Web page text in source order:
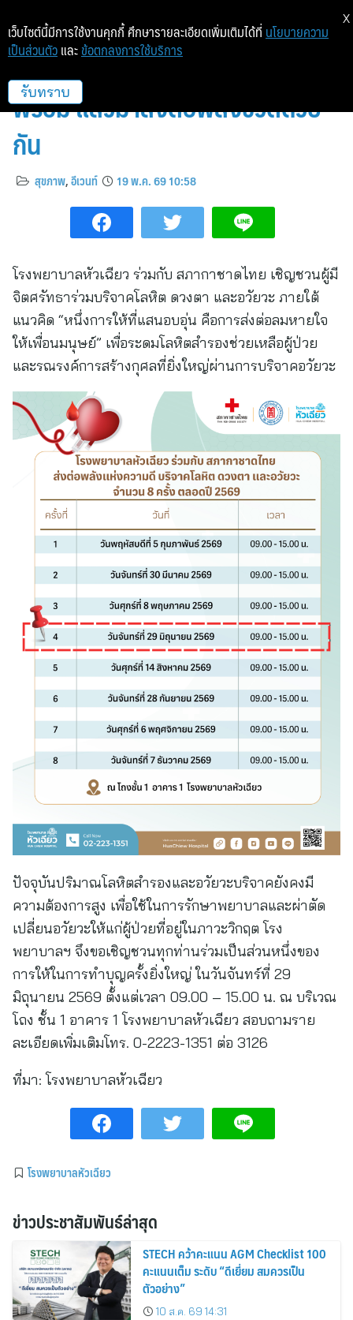
รอบใหม่มาแล้ว.. เตรียมร่างกายให้
พร้อม แล้วมาส่งต่อพลังชีวิตด้วย
กัน
สุขภาพ,อีเวนท์ 19 พ.ค. 69 10:58
โรงพยาบาลหัวเฉียว ร่วมกับ สภากาชาดไทย เชิญชวนผู้มี
จิตศรัทธาร่วมบริจาคโลหิต ดวงตา และอวัยวะ ภายใต้
แนวคิด “หนึ่งการให้ที่แสนอบอุ่น คือการส่งต่อลมหายใจ
ให้เพื่อนมนุษย์” เพื่อระดมโลหิตสำรองช่วยเหลือผู้ป่วย
และรณรงค์การสร้างกุศลที่ยิ่งใหญ่ผ่านการบริจาคอวัยวะ
ปัจจุบันปริมาณโลหิตสำรองและอวัยวะบริจาคยังคงมี
ความต้องการสูง เพื่อใช้ในการรักษาพยาบาลและผ่าตัด
เปลี่ยนอวัยวะให้แก่ผู้ป่วยที่อยู่ในภาวะวิกฤต โรง
พยาบาลฯ จึงขอเชิญชวนทุกท่านร่วมเป็นส่วนหนึ่งของ
การให้ในการทำบุญครั้งยิ่งใหญ่ ในวันจันทร์ที่ 29
มิถุนายน 2569 ตั้งแต่เวลา 09.00 – 15.00 น. ณ บริเวณ
โถง ชั้น 1 อาคาร 1 โรงพยาบาลหัวเฉียว สอบถามราย
ละเอียดเพิ่มเติมโทร. 0-2223-1351 ต่อ 3126
ที่มา: โรงพยาบาลหัวเฉียว
โรงพยาบาลหัวเฉียว
ข่าวประชาสัมพันธ์ล่าสุด
STECH คว้าคะแนน AGM Checklist 100
คะแนนเต็ม ระดับ “ดีเยี่ยม สมควรเป็น
ตัวอย่าง”
10 ส.ค. 69 14:31
เว็บไซต์นี้มีการใช้งานคุกกี้ ศึกษารายละเอียดเพิ่มเติมได้ที่ นโยบายความ
เป็นส่วนตัว และ ข้อตกลงการใช้บริการ
รับทราบ
X